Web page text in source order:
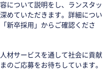
について説明をし、ランスタッ
めていただきます。詳細につい
新卒採用」からご確認くださ
材サービスを通して社会に貢献
のご応募をお待ちしています。